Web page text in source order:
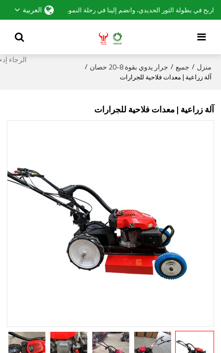
اربح في بطولة الثور الحديدي، وانضم إلينا في رحلة النمو. العربية
منزل / جميع / جرار يدوي بقوة 8-20 حصان
/
آلة زراعية | معدات فلاحية للجرارات
آلة زراعية | معدات فلاحية للجرارات